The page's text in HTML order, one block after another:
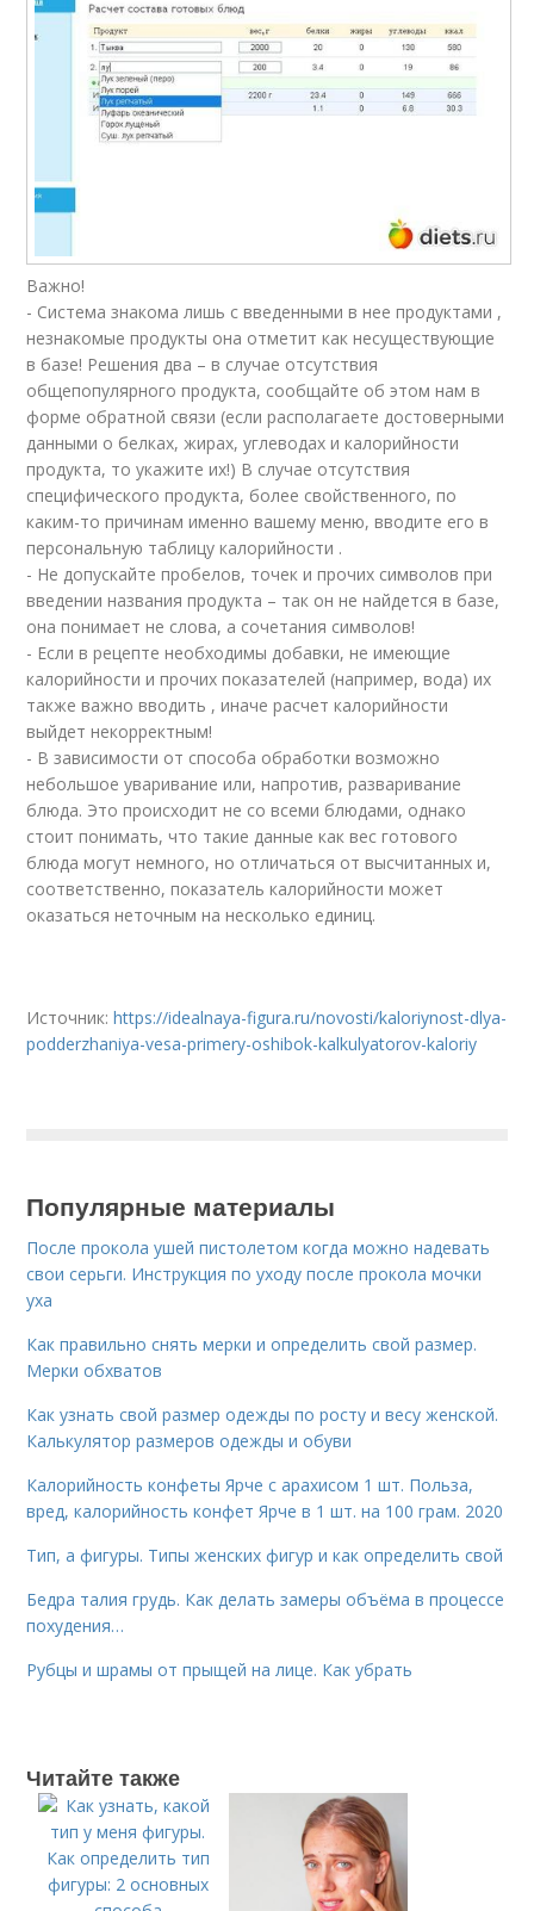
Важно!
- Система знакома лишь с введенными в нее продуктами ,
незнакомые продукты она отметит как несуществующие
в базе! Решения два – в случае отсутствия
общепопулярного продукта, сообщайте об этом нам в
форме обратной связи (если располагаете достоверными
данными о белках, жирах, углеводах и калорийности
продукта, то укажите их!) В случае отсутствия
специфического продукта, более свойственного, по
каким-то причинам именно вашему меню, вводите его в
персональную таблицу калорийности .
- Не допускайте пробелов, точек и прочих символов при
введении названия продукта – так он не найдется в базе,
она понимает не слова, а сочетания символов!
- Если в рецепте необходимы добавки, не имеющие
калорийности и прочих показателей (например, вода) их
также важно вводить , иначе расчет калорийности
выйдет некорректным!
- В зависимости от способа обработки возможно
небольшое уваривание или, напротив, разваривание
блюда. Это происходит не со всеми блюдами, однако
стоит понимать, что такие данные как вес готового
блюда могут немного, но отличаться от высчитанных и,
соответственно, показатель калорийности может
оказаться неточным на несколько единиц.
Источник:https://idealnaya-figura.ru/novosti/kaloriynost-dlya-
podderzhaniya-vesa-primery-oshibok-kalkulyatorov-kaloriy
Популярные материалы
После прокола ушей пистолетом когда можно надевать
свои серьги. Инструкция по уходу после прокола мочки
уха
Как правильно снять мерки и определить свой размер.
Мерки обхватов
Как узнать свой размер одежды по росту и весу женской.
Калькулятор размеров одежды и обуви
Калорийность конфеты Ярче с арахисом 1 шт. Польза,
вред, калорийность конфет Ярче в 1 шт. на 100 грам. 2020
Тип, а фигуры. Типы женских фигур и как определить свой
Бедра талия грудь. Как делать замеры объёма в процессе
похудения…
Рубцы и шрамы от прыщей на лице. Как убрать
Читайте также